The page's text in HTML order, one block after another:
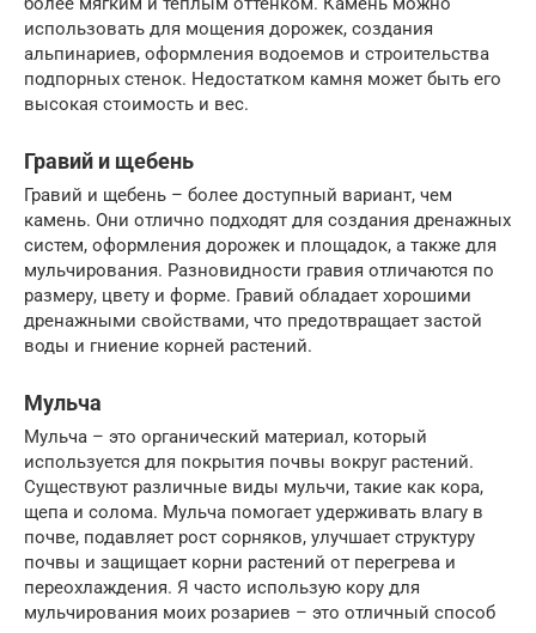
использовать для мощения дорожек, создания
альпинариев, оформления водоемов и строительства
подпорных стенок. Недостатком камня может быть его
высокая стоимость и вес.
Гравий и щебень
Гравий и щебень – более доступный вариант, чем
камень. Они отлично подходят для создания дренажных
систем, оформления дорожек и площадок, а также для
мульчирования. Разновидности гравия отличаются по
размеру, цвету и форме. Гравий обладает хорошими
дренажными свойствами, что предотвращает застой
воды и гниение корней растений.
Мульча
Мульча – это органический материал, который
используется для покрытия почвы вокруг растений.
Существуют различные виды мульчи, такие как кора,
щепа и солома. Мульча помогает удерживать влагу в
почве, подавляет рост сорняков, улучшает структуру
почвы и защищает корни растений от перегрева и
переохлаждения. Я часто использую кору для
мульчирования моих розариев – это отличный способ